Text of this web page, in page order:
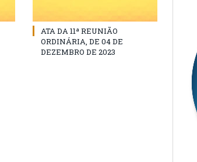
ATA DA 11ª REUNIÃO
ORDINÁRIA, DE 04 DE
DEZEMBRO DE 2023